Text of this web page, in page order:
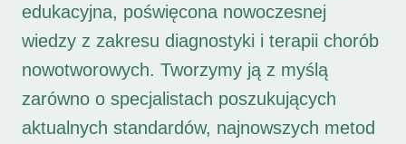
edukacyjna, poświęcona nowoczesnej
wiedzy z zakresu diagnostyki i terapii chorób
nowotworowych. Tworzymy ją z myślą
zarówno o specjalistach poszukujących
aktualnych standardów, najnowszych metod